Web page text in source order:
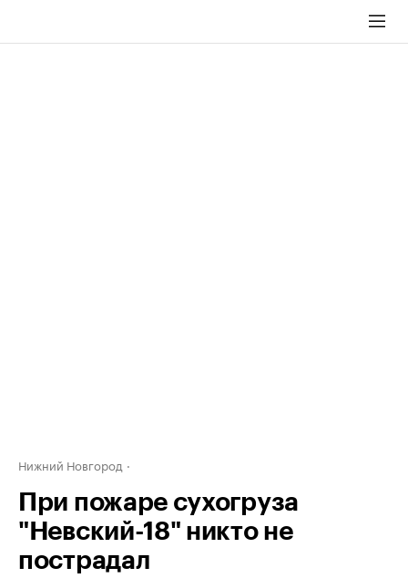
Нижний Новгород
При пожаре сухогруза
"Невский-18" никто не
пострадал